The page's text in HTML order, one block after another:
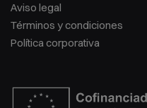
Aviso legal
Términos y condiciones
Política corporativa